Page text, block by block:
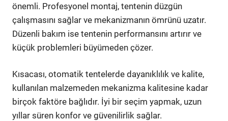
önemli. Profesyonel montaj, tentenin düzgün
çalışmasını sağlar ve mekanizmanın ömrünü uzatır.
Düzenli bakım ise tentenin performansını artırır ve
küçük problemleri büyümeden çözer.
Kısacası, otomatik tentelerde dayanıklılık ve kalite,
kullanılan malzemeden mekanizma kalitesine kadar
birçok faktöre bağlıdır. İyi bir seçim yapmak, uzun
yıllar süren konfor ve güvenilirlik sağlar.